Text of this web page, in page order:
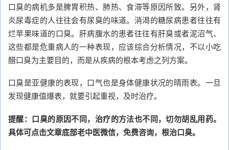
口臭的病机多是脾胃积热、肺热、食滞等原因所致。另外，肾
炎尿毒症的人往往会有尿臭的味道。消渴的糖尿病患者往往有
烂苹果味道的口臭。肝病腹水的患者往往有肝臭或者泥沼气、
这些都是危重病人的一种表现，应该综合分析情况，不以小吃
醋口臭为主要目的，而是从疾病的根本考虑之列方案。
口臭是亚健康的表现，口气也是身体健康状况的晴雨表。一旦
发现健康值爆表，就要引起重视，及时治疗。
提醒：口臭的原因不同，治疗的方法也不同，切勿胡乱用药。
具体可点击文章底部老中医微信，免费咨询，根治口臭。